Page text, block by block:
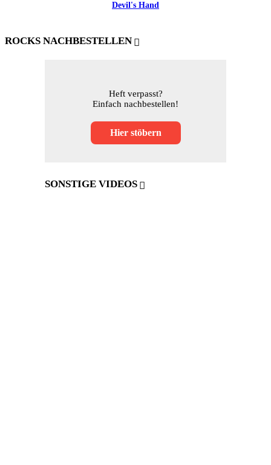
Devil's Hand
ROCKS NACHBESTELLEN
Heft verpasst?
Einfach nachbestellen!
Hier stöbern
SONSTIGE VIDEOS